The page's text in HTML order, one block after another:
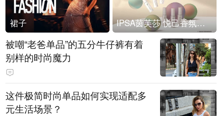
裙子 IPSA茵芙莎 悦己香氛凝露上市
被嘲“老爸单品”的五分牛仔裤有着
别样的时尚魔力
这件极简时尚单品如何实现适配多
元生活场景？